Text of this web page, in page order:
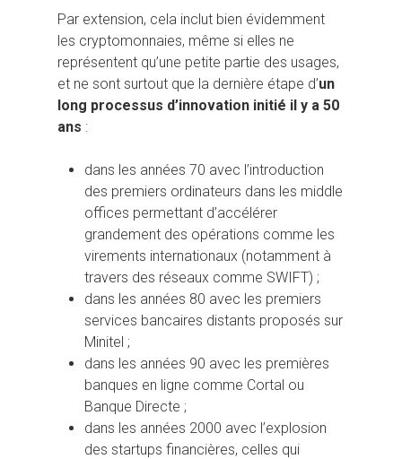
Par extension, cela inclut bien évidemment
les cryptomonnaies, même si elles ne
représentent qu’une petite partie des usages,
et ne sont surtout que la dernière étape d’un
long processus d’innovation initié il y a 50
ans :
dans les années 70 avec l’introduction
des premiers ordinateurs dans les middle
offices permettant d’accélérer
grandement des opérations comme les
virements internationaux (notamment à
travers des réseaux comme SWIFT) ;
dans les années 80 avec les premiers
services bancaires distants proposés sur
Minitel ;
dans les années 90 avec les premières
banques en ligne comme Cortal ou
Banque Directe ;
dans les années 2000 avec l’explosion
des startups financières, celles qui